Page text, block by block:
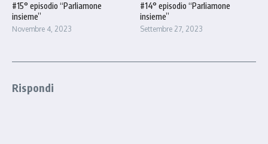
#15° episodio “Parliamone
insieme”
Novembre 4, 2023
#14° episodio “Parliamone
insieme”
Settembre 27, 2023
Rispondi